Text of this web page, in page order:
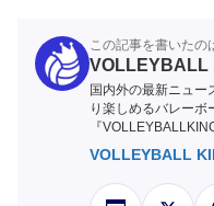
この記事を書いたの
VOLLEYBALL
国内外の最新ニュー
り楽しめるバレーボ
『
VOLLEYBALL